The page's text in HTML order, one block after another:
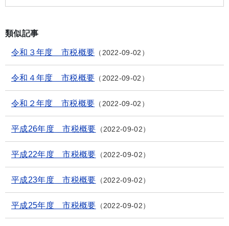
類似記事
令和３年度 市税概要 2022-09-02
令和４年度 市税概要 2022-09-02
令和２年度 市税概要 2022-09-02
平成26年度 市税概要 2022-09-02
平成22年度 市税概要 2022-09-02
平成23年度 市税概要 2022-09-02
平成25年度 市税概要 2022-09-02